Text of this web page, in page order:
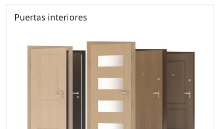
Puertas interiores